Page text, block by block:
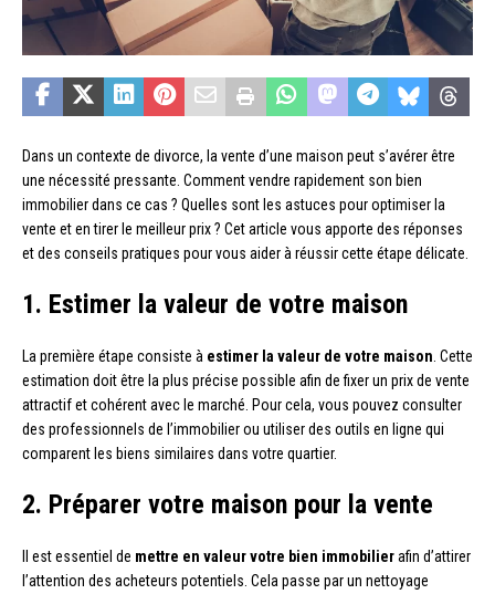
Dans un contexte de divorce, la vente d’une maison peut s’avérer être
une nécessité pressante. Comment vendre rapidement son bien
immobilier dans ce cas ? Quelles sont les astuces pour optimiser la
vente et en tirer le meilleur prix ? Cet article vous apporte des réponses
et des conseils pratiques pour vous aider à réussir cette étape délicate.
1. Estimer la valeur de votre maison
La première étape consiste à estimer la valeur de votre maison . Cette
estimation doit être la plus précise possible afin de fixer un prix de vente
attractif et cohérent avec le marché. Pour cela, vous pouvez consulter
des professionnels de l’immobilier ou utiliser des outils en ligne qui
comparent les biens similaires dans votre quartier.
2. Préparer votre maison pour la vente
Il est essentiel de mettre en valeur votre bien immobilierafin d’attirer
l’attention des acheteurs potentiels. Cela passe par un nettoyage